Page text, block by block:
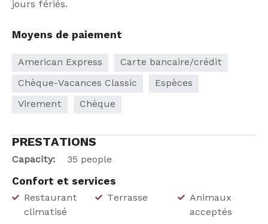
jours fériés.
Moyens de paiement
American Express Carte bancaire/crédit
Chèque-Vacances Classic Espèces
Virement Chèque
PRESTATIONS
Capacity: 35 people
Confort et services
Restaurant
climatisé
Terrasse
Animaux
acceptés